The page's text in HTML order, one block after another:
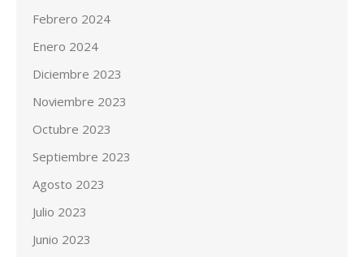
Febrero 2024
Enero 2024
Diciembre 2023
Noviembre 2023
Octubre 2023
Septiembre 2023
Agosto 2023
Julio 2023
Junio 2023